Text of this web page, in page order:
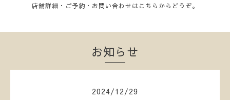
店舗詳細・ご予約・お問い合わせはこちらからどうぞ。
お知らせ
2024/12/29